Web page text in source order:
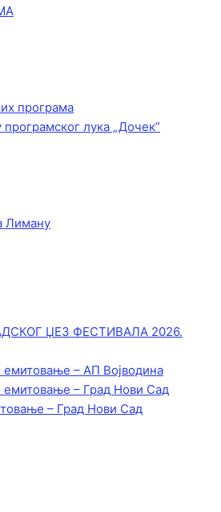
програма
лука „Дочек”
Лиману
ЏЕЗ ФЕСТИВАЛА 2026.
емитовање – АП Војводинa
емитовање – Град Нови Сад
– Град Нови Сад